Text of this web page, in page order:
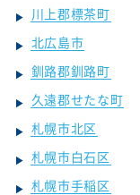
川上郡標茶町
北広島市
釧路郡釧路町
久遠郡せたな町
札幌市北区
札幌市白石区
札幌市手稲区